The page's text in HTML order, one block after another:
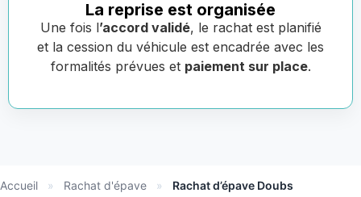
La reprise est organisée
Une fois l’accord validé, le rachat est planifié
et la cession du véhicule est encadrée avec les
formalités prévues et paiement sur place.
Accueil » Rachat d'épave » Rachat d’épave Doubs